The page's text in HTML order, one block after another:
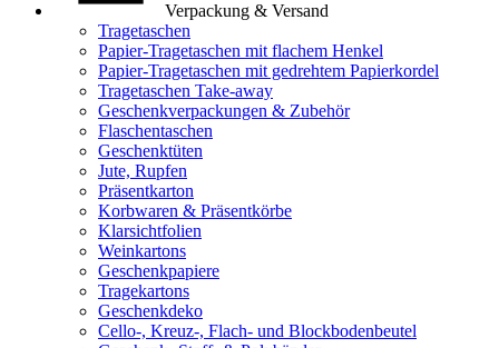
Verpackung & Versand
Tragetaschen
Papier-Tragetaschen mit flachem Henkel
Papier-Tragetaschen mit gedrehtem Papierkordel
Tragetaschen Take-away
Geschenkverpackungen & Zubehör
Flaschentaschen
Geschenktüten
Jute, Rupfen
Präsentkarton
Korbwaren & Präsentkörbe
Klarsichtfolien
Weinkartons
Geschenkpapiere
Tragekartons
Geschenkdeko
Cello-, Kreuz-, Flach- und Blockbodenbeutel